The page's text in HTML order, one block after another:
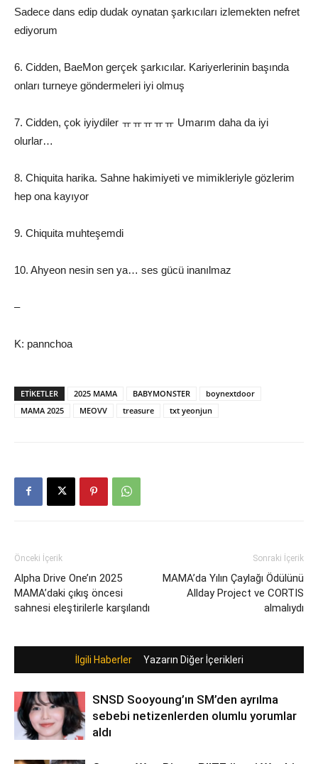
Sadece dans edip dudak oynatan şarkıcıları izlemekten nefret
ediyorum
6. Cidden, BaeMon gerçek şarkıcılar. Kariyerlerinin başında
onları turneye göndermeleri iyi olmuş
7. Cidden, çok iyiydiler ㅠㅠㅠㅠㅠ Umarım daha da iyi
olurlar…
8. Chiquita harika. Sahne hakimiyeti ve mimikleriyle gözlerim
hep ona kayıyor
9. Chiquita muhteşemdi
10. Ahyeon nesin sen ya… ses gücü inanılmaz
–
K: pannchoa
ETIKETLER 2025 MAMA BABYMONSTER
boynextdoor
MAMA 2025
MEOVV treasure txt yeonjun
Önceki İçerik
Alpha Drive One’ın 2025
MAMA’daki çıkış öncesi
sahnesi eleştirilerle karşılandı
Sonraki İçerik
MAMA’da Yılın Çaylağı Ödülünü
Allday Project ve CORTIS
almalıydı
İlgili Haberler Yazarın Diğer İçerikleri
SNSD Sooyoung’ın SM’den ayrılma
sebebi netizenlerden olumlu yorumlar
aldı